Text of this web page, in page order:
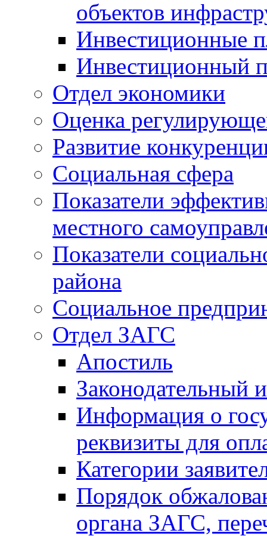
объектов
Инвестиционные
Инвестиционный
Отдел экономики
Оценка
Развитие
Социальная сфера
Показатели
местного
Показатели
района
Социальное
Отдел ЗАГС
Апостиль
Законодательный
Информация о
реквизиты для
Категории
Порядок
органа ЗАГС,